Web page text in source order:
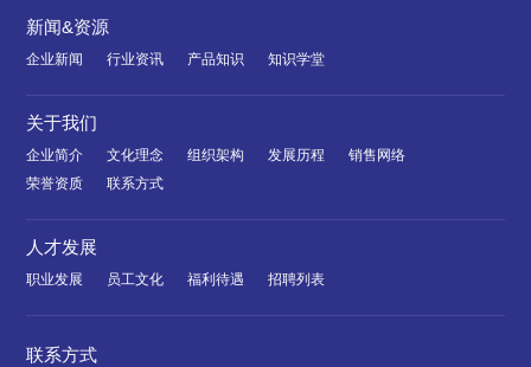
新闻&资源
企业新闻 行业资讯 产品知识 知识学堂
关于我们
企业简介 文化理念 组织架构 发展历程
销售网络
荣誉资质
联系方式
人才发展
职业发展 员工文化 福利待遇 招聘列表
联系方式